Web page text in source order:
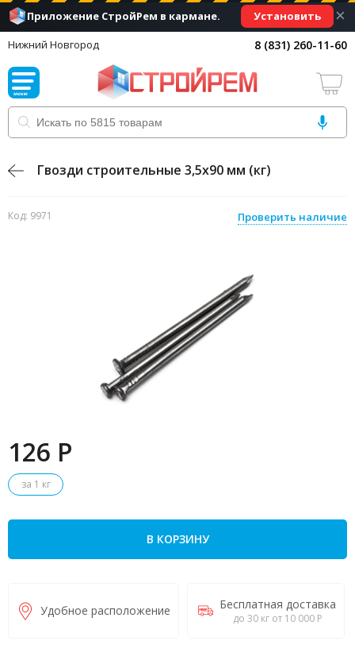
Приложение СтройРем в кармане. Установить ×
Нижний Новгород 8 (831) 260-11-60
Гвозди строительные 3,5х90 мм (кг)
Код: 9971 Проверить наличие
126 P
за 1 кг
В КОРЗИНУ
Удобное расположение Бесплатная доставка
до 30 кг от 10 000 Р